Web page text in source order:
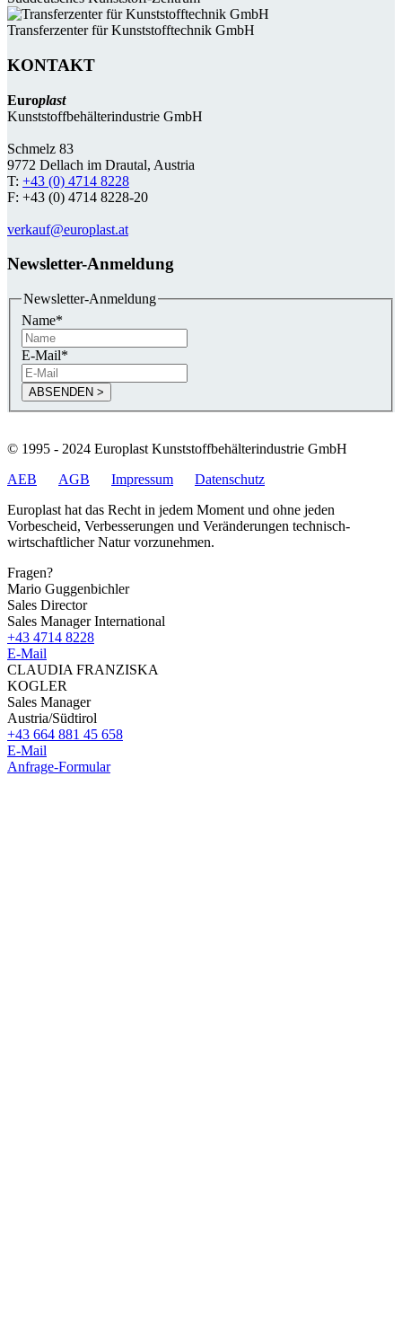
Transferzenter für Kunststoff­technik GmbH
KONTAKT
Europlast
Kunststoffbehälterindustrie GmbH
Schmelz 83
9772 Dellach im Drautal, Austria
T: +43 (0) 4714 8228
F: +43 (0) 4714 8228-20
verkauf@europlast.at
Newsletter-Anmeldung
Newsletter-Anmeldung
Name*
E-Mail*
© 1995 - 2024 Europlast Kunststoffbehälterindustrie GmbH
AEB
AGB Impressum
Datenschutz
Europlast hat das Recht in jedem Moment und ohne jeden
Vorbescheid, Verbesserungen und Veränderungen technisch-
wirtschaftlicher Natur vorzunehmen.
Fragen?
Mario Guggenbichler
Sales Director
Sales Manager International
+43 4714 8228
E-Mail
CLAUDIA FRANZISKA
KOGLER
Sales Manager
Austria/Südtirol
+43 664 881 45 658
E-Mail
Anfrage-Formular